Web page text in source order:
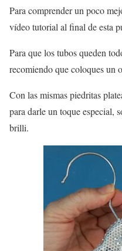
Para comprender un poco
vídeo tutorial al final de esta
Para que los tubos queden
recomiendo que coloques un
Con las mismas piedritas
para darle un toque especial,
brilli.